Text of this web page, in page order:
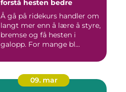
forstå hesten bedre
Å gå på ridekurs handler om
langt mer enn å lære å styre,
bremse og få hesten i
galopp. For mange bl...
09. mar